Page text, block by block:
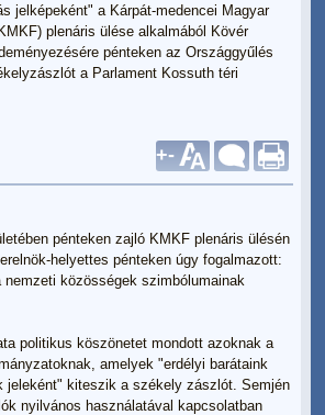
jelképeként" a Kárpát-medencei Magyar
plenáris ülése alkalmából Kövér
pénteken az Országgyűlés
a Parlament Kossuth téri
+-
pénteken zajló KMKF plenáris ülésén
helyettes pénteken úgy fogalmazott:
nemzeti közösségek szimbólumainak
politikus köszönetet mondott azoknak a
amelyek "erdélyi barátaink
jeleként" kiteszik a székely zászlót. Semjén
nyilvános használatával kapcsolatban